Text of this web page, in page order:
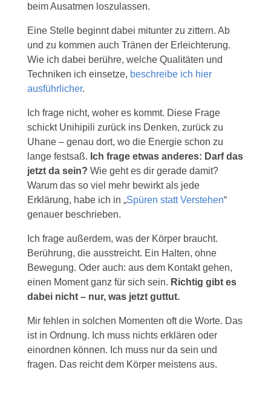
beim Ausatmen loszulassen.
Eine Stelle beginnt dabei mitunter zu zittern. Ab
und zu kommen auch Tränen der Erleichterung.
Wie ich dabei berühre, welche Qualitäten und
Techniken ich einsetze, beschreibe ich hier
ausführlicher.
Ich frage nicht, woher es kommt. Diese Frage
schickt Unihipili zurück ins Denken, zurück zu
Uhane – genau dort, wo die Energie schon zu
lange festsaß. Ich frage etwas anderes: Darf das
jetzt da sein? Wie geht es dir gerade damit?
Warum das so viel mehr bewirkt als jede
Erklärung, habe ich in „Spüren statt Verstehen“
genauer beschrieben.
Ich frage außerdem, was der Körper braucht.
Berührung, die ausstreicht. Ein Halten, ohne
Bewegung. Oder auch: aus dem Kontakt gehen,
einen Moment ganz für sich sein. Richtig gibt es
dabei nicht – nur, was jetzt guttut.
Mir fehlen in solchen Momenten oft die Worte. Das
ist in Ordnung. Ich muss nichts erklären oder
einordnen können. Ich muss nur da sein und
fragen. Das reicht dem Körper meistens aus.